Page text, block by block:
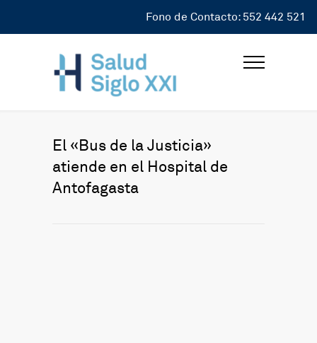
Fono de Contacto: 552 442 521
El «Bus de la Justicia»
atiende en el Hospital de
Antofagasta